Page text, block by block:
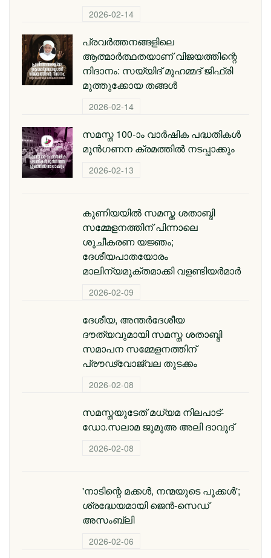
2026-02-14
പ്രവര്‍ത്തനങ്ങളിലെ
ആത്മാര്‍ത്ഥതയാണ് വിജയത്തിന്റെ
നിദാനം: സയ്യിദ് മുഹമ്മദ് ജിഫ്രി
മുത്തുക്കോയ തങ്ങള്‍
2026-02-14
സമസ്ത 100-ാം വാർഷിക പദ്ധതികൾ
മുൻഗണന ക്രമത്തിൽ നടപ്പാക്കും
2026-02-13
കുണിയയിൽ സമസ്ത ശതാബ്ദി
സമ്മേളനത്തിന് പിന്നാലെ
ശുചീകരണ യജ്ഞം;
ദേശീയപാതയോരം
മാലിന്യമുക്തമാക്കി വളണ്ടിയർമാർ
2026-02-09
ദേശീയ, അന്തര്‍ദേശീയ
ദൗത്യവുമായി സമസ്ത ശതാബ്ദി
സമാപന സമ്മേളനത്തിന്
പ്രൗഢ്വോജ്വല തുടക്കം
2026-02-08
സമസ്തയുടേത് മധ്യമ നിലപാട്-
ഡോ.സലാമ ജുമുഅ അലി ദാവൂദ്
2026-02-08
'നാടിന്റെ മക്കള്‍, നന്മയുടെ പൂക്കള്‍';
ശ്രദ്ധേയമായി ജെന്‍-സെഡ്
അസംബ്ലി
2026-02-06